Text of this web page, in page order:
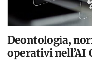
Deontologia,
operativi nell’AI